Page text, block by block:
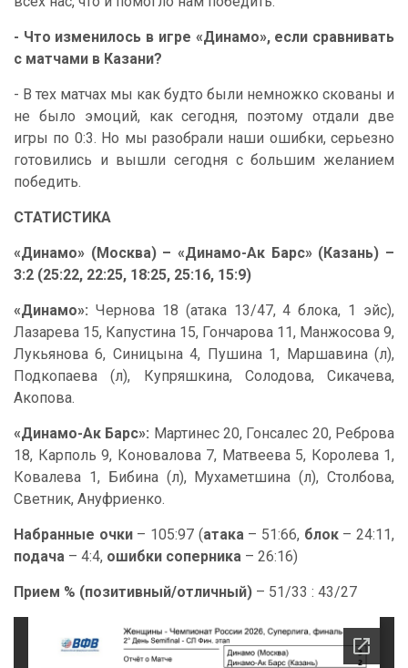
- Что изменилось в игре «Динамо», если сравнивать
с матчами в Казани?
- В тех матчах мы как будто были немножко скованы и
не было эмоций, как сегодня, поэтому отдали две
игры по 0:3. Но мы разобрали наши ошибки, серьезно
готовились и вышли сегодня с большим желанием
победить.
СТАТИСТИКА
«Динамо» (Москва) – «Динамо-Ак Барс» (Казань) –
3:2 (25:22, 22:25, 18:25, 25:16, 15:9)
«Динамо»: Чернова 18 (атака 13/47, 4 блока, 1 эйс),
Лазарева 15, Капустина 15, Гончарова 11, Манжосова 9,
Лукьянова 6, Синицына 4, Пушина 1, Маршавина (л),
Подкопаева (л), Купряшкина, Солодова, Сикачева,
Акопова.
«Динамо-Ак Барс»: Мартинес 20, Гонсалес 20, Реброва
18, Карполь 9, Коновалова 7, Матвеева 5, Королева 1,
Ковалева 1, Бибина (л), Мухаметшина (л), Столбова,
Светник, Ануфриенко.
Набранные очки– 105:97 (атака– 51:66, блок– 24:11,
подача – 4:4, ошибки соперника – 26:16)
Прием % (позитивный/отличный) – 51/33 : 43/27